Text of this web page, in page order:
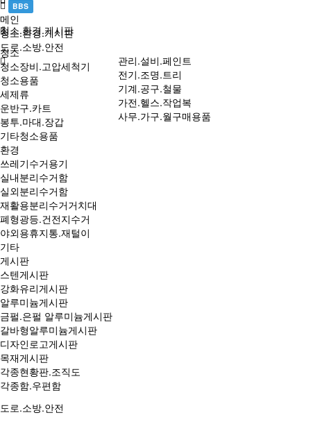
청소.환경.게시판
청소
청소장비.고압세척기
청소용품
세제류
운반구.카트
봉투.마대.장갑
기타청소용품
환경
쓰레기수거용기
실내분리수거함
실외분리수거함
재활용분리수거거치대
폐형광등.건전지수거
야외용휴지통.재털이
기타
게시판
스텐게시판
강화유리게시판
알루미늄게시판
금펄.은펄 알루미늄게시판
갈바형알루미늄게시판
디자인로고게시판
목재게시판
각종현황판.조직도
각종함.우편함
도로.소방.안전
BBS
메인
청소.환경.게시판
도로.소방.안전
관리.설비.페인트
전기.조명.트리
기계.공구.철물
가전.헬스.작업복
사무.가구.월구매용품